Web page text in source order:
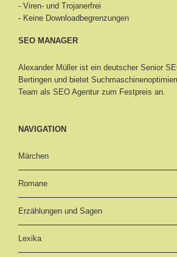
- Viren- und Trojanerfrei
- Keine Downloadbegrenzungen
SEO MANAGER
Alexander Müller ist ein deutscher Senior
Bertingen und bietet
Team als SEO Agentur zum Festpreis an.
NAVIGATION
Märchen
Romane
Erzählungen und Sagen
Lexika